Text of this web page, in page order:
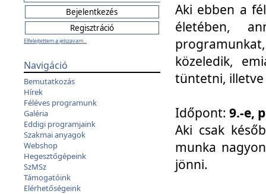
Elfelejtettem a jelszavam...
Navigáció
Bemutatkozás
Hírek
Féléves programunk
Galéria
Eddigi programjaink
Szakmai anyagok
Webshop
Hegesztőgépeink
SzMSz
Támogatóink
Elérhetőségeink
Aki ebben a
életében,
közeledik,
tüntetni, illetve
Időpont: 9.-e,
Aki csak
munka
jönni.